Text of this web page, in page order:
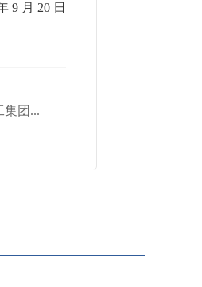
20 日
集团...